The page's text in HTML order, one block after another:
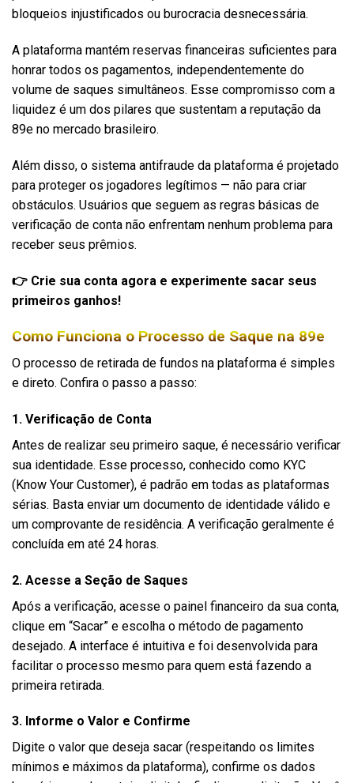
bloqueios injustificados ou burocracia desnecessária.
A plataforma mantém reservas financeiras suficientes para
honrar todos os pagamentos, independentemente do
volume de saques simultâneos. Esse compromisso com a
liquidez é um dos pilares que sustentam a reputação da
89e no mercado brasileiro.
Além disso, o sistema antifraude da plataforma é projetado
para proteger os jogadores legítimos — não para criar
obstáculos. Usuários que seguem as regras básicas de
verificação de conta não enfrentam nenhum problema para
receber seus prêmios.
👉 Crie sua conta agora e experimente sacar seus
primeiros ganhos!
Como Funciona o Processo de Saque na 89e
O processo de retirada de fundos na plataforma é simples
e direto. Confira o passo a passo:
1. Verificação de Conta
Antes de realizar seu primeiro saque, é necessário verificar
sua identidade. Esse processo, conhecido como KYC
(Know Your Customer), é padrão em todas as plataformas
sérias. Basta enviar um documento de identidade válido e
um comprovante de residência. A verificação geralmente é
concluída em até 24 horas.
2. Acesse a Seção de Saques
Após a verificação, acesse o painel financeiro da sua conta,
clique em “Sacar” e escolha o método de pagamento
desejado. A interface é intuitiva e foi desenvolvida para
facilitar o processo mesmo para quem está fazendo a
primeira retirada.
3. Informe o Valor e Confirme
Digite o valor que deseja sacar (respeitando os limites
mínimos e máximos da plataforma), confirme os dados